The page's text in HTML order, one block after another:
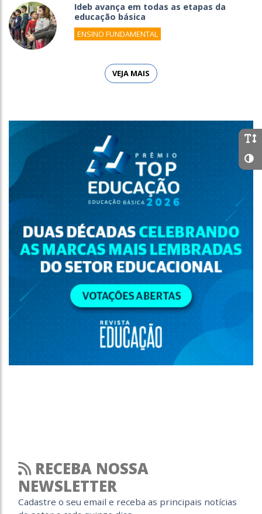
Ideb avança em todas as etapas da
educação básica
ENSINO FUNDAMENTAL
VEJA MAIS
RECEBA NOSSA
NEWSLETTER
Cadastre o seu email e receba as principais notícias